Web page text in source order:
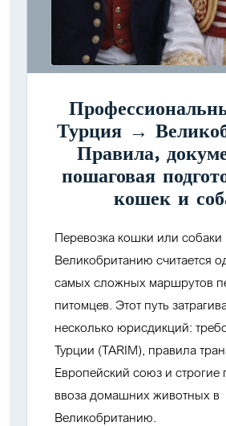
Турция →
Правила,
пошаговая
кошек и
Перевозка кошки или собаки
Великобританию считается
самых сложных маршрутов
питомцев. Этот путь
несколько юрисдикций:
Турции (TARIM), правила
Европейский союз и строгие
ввоза домашних животных в
Великобританию.